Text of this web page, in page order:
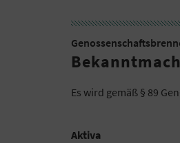
Es wird gemäß § 89
Aktiva